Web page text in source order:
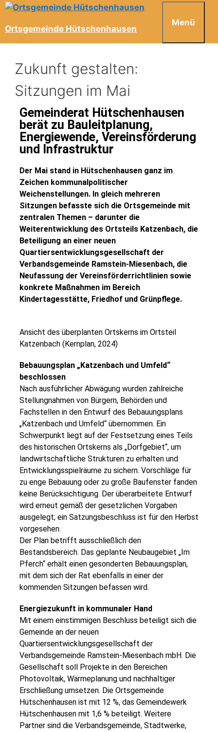
Ortsgemeinde Hütschenhausen
Menü
Zukunft gestalten:
Sitzungen im Mai
Gemeinderat Hütschenhausen
berät zu Bauleitplanung,
Energiewende, Vereinsförderung
und Infrastruktur
Der Mai stand in Hütschenhausen ganz im
Zeichen kommunalpolitischer
Weichenstellungen. In gleich mehreren
Sitzungen befasste sich die Ortsgemeinde mit
zentralen Themen – darunter die
Weiterentwicklung des Ortsteils Katzenbach, die
Beteiligung an einer neuen
Quartiersentwicklungsgesellschaft der
Verbandsgemeinde Ramstein-Miesenbach, die
Neufassung der Vereinsförderrichtlinien sowie
konkrete Maßnahmen im Bereich
Kindertagesstätte, Friedhof und Grünpflege.
Ansicht des überplanten Ortskerns im Ortsteil
Katzenbach (Kernplan, 2024)
Bebauungsplan „Katzenbach und Umfeld“
beschlossen
Nach ausführlicher Abwägung wurden zahlreiche
Stellungnahmen von Bürgern, Behörden und
Fachstellen in den Entwurf des Bebauungsplans
„Katzenbach und Umfeld“ übernommen. Ein
Schwerpunkt liegt auf der Festsetzung eines Teils
des historischen Ortskerns als „Dorfgebiet“, um
landwirtschaftliche Strukturen zu erhalten und
Entwicklungsspielräume zu sichern. Vorschläge für
zu enge Bebauung oder zu große Baufenster fanden
keine Berücksichtigung. Der überarbeitete Entwurf
wird erneut gemäß der gesetzlichen Vorgaben
ausgelegt; ein Satzungsbeschluss ist für den Herbst
vorgesehen.
Der Plan betrifft ausschließlich den
Bestandsbereich. Das geplante Neubaugebiet „Im
Pferch“ erhält einen gesonderten Bebauungsplan,
mit dem sich der Rat ebenfalls in einer der
kommenden Sitzungen befassen wird.
Energiezukunft in kommunaler Hand
Mit einem einstimmigen Beschluss beteiligt sich die
Gemeinde an der neuen
Quartiersentwicklungsgesellschaft der
Verbandsgemeinde Ramstein-Miesenbach mbH. Die
Gesellschaft soll Projekte in den Bereichen
Photovoltaik, Wärmeplanung und nachhaltiger
Erschließung umsetzen. Die Ortsgemeinde
Hütschenhausen ist mit 12 %, das Gemeindewerk
Hütschenhausen mit 1,6 % beteiligt. Weitere
Partner sind die Verbandsgemeinde, Stadtwerke,